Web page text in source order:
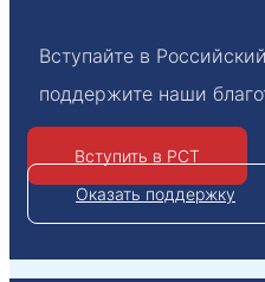
Вступайте в
поддержите наши
Вступить в РСТ
Оказать поддержку